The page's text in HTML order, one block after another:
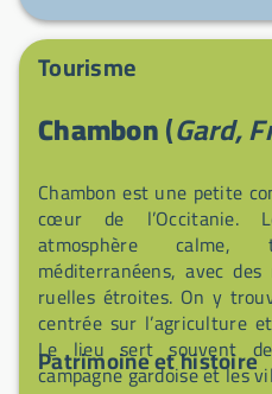
chevreuils et de rapaces.
ouverts uniquement en
accolé accepte les
(numéro d'urgence et
défibrillateur et
routier est limité aux
trouvent un petit
m) et des producteurs
plantes aromatiques,
saveurs du terroir.
Tourisme
Chambon(Gard,
Chambon est une petite
cœur de l’Occitanie.
atmosphère
méditerranéens, avec
ruelles étroites. On y
centrée sur l’agriculture
Le lieu sert souvent
campagne gardoise et les
Patrimoine et histoire